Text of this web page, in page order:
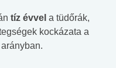
tíz évvel a tüdőrák,
kockázata a